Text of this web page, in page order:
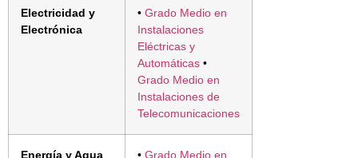
Electricidad y
Electrónica
• Grado Medio en
Instalaciones
Eléctricas y
Automáticas •
Grado Medio en
Instalaciones de
Telecomunicaciones
Energía y Agua • Grado Medio en